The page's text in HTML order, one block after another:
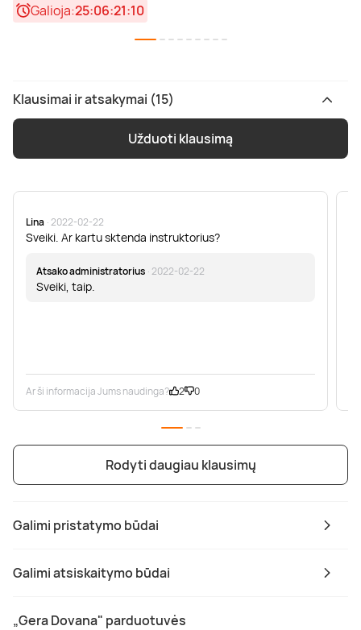
Galimi pristatymo būdai
Galimi atsiskaitymo būdai
„Gera Dovana" parduotuvės
Galioja:25:06:21:10
Klausimai ir atsakymai (15)
Užduoti klausimą
Lina · 2022-02-22
Sveiki. Ar kartu sktenda instruktorius?
Atsako administratorius · 2022-02-22
Sveiki, taip.
Ar ši informacija Jums naudinga? 2 0
Rodyti daugiau klausimų